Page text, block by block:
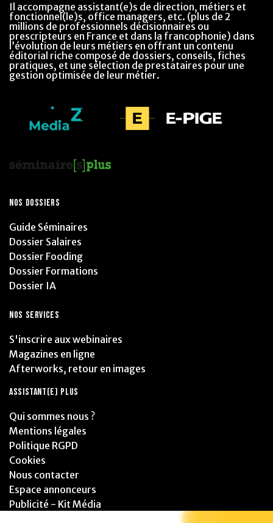
Il accompagne assistant(e)s de direction, métiers et
fonctionnel(le)s, office managers, etc. (plus de 2
millions de professionnels décisionnaires ou
prescripteurs en France et dans la francophonie) dans
l’évolution de leurs métiers en offrant un contenu
éditorial riche composé de dossiers, conseils, fiches
pratiques, et une sélection de prestataires pour une
gestion optimisée de leur métier.
NOS DOSSIERS
Guide Séminaires
Dossier Salaires
Dossier Fooding
Dossier Formations
Dossier IA
NOS SERVICES
S'inscrire aux webinaires
Magazines en ligne
Afterworks, retour en images
ASSISTANT(E) PLUS
Qui sommes nous ?
Mentions légales
Politique RGPD
Cookies
Nous contacter
Espace annonceurs
Publicité - Kit Média